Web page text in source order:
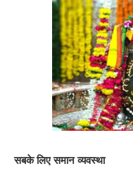
सबके लिए समान व्यवस्था